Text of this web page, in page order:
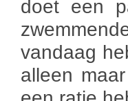
doet een
vandaag
alleen